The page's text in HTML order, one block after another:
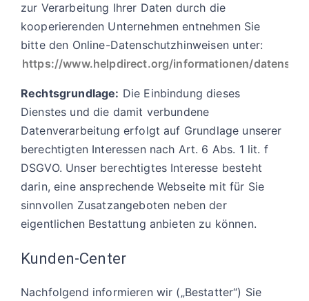
zur Verarbeitung Ihrer Daten durch die
kooperierenden Unternehmen entnehmen Sie
bitte den Online-Datenschutzhinweisen unter:
https://www.helpdirect.org/informationen/
Rechtsgrundlage: Die Einbindung dieses
Dienstes und die damit verbundene
Datenverarbeitung erfolgt auf Grundlage unserer
berechtigten Interessen nach Art. 6 Abs. 1 lit. f
DSGVO. Unser berechtigtes Interesse besteht
darin, eine ansprechende Webseite mit für Sie
sinnvollen Zusatzangeboten neben der
eigentlichen Bestattung anbieten zu können.
Kunden-Center
Nachfolgend informieren wir („Bestatter“) Sie